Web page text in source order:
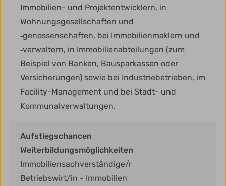
Immobilien- und Projektentwicklern, in
Wohnungsgesellschaften und
‑genossenschaften, bei Immobilienmaklern und
‑verwaltern, in Immobilienabteilungen (zum
Beispiel von Banken, Bausparkassen oder
Versicherungen) sowie bei Industriebetrieben, im
Facility-Management und bei Stadt- und
Kommunalverwaltungen.
Aufstiegschancen
Weiterbildungsmöglichkeiten
Immobiliensachverständige/r
Betriebswirt/in - Immobilien